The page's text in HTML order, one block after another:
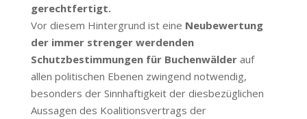
gerechtfertigt.
Vor diesem Hintergrund ist eine Neubewertung
der immer strenger werdenden
Schutzbestimmungen für Buchenwälderauf
allen politischen Ebenen zwingend notwendig,
besonders der Sinnhaftigkeit der diesbezüglichen
Aussagen des Koalitionsvertrags der